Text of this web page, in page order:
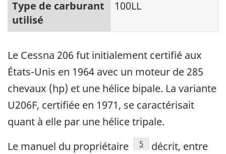
Type de carburant
utilisé
100LL
Le Cessna 206 fut initialement certifié aux
États-Unis en 1964 avec un moteur de 285
chevaux (hp) et une hélice bipale. La variante
U206F, certifiée en 1971, se caractérisait
quant à elle par une hélice tripale.
Le manuel du propriétaire
Note de bas de page
5
décrit, entre